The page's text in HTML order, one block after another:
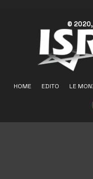
© 2020,
HOME EDITO LE